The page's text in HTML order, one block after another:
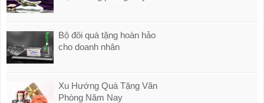
Bộ đôi quà tặng hoàn hảo
cho doanh nhân
Xu Hướng Quà Tặng Văn
Phòng Năm Nay